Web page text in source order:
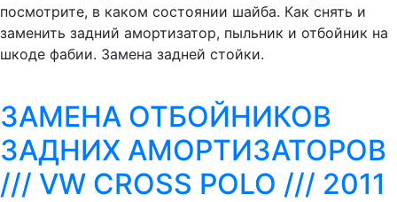
посмотрите, в каком состоянии шайба. Как снять и
заменить задний амортизатор, пыльник и отбойник на
шкоде фабии. Замена задней стойки.
ЗАМЕНА ОТБОЙНИКОВ
ЗАДНИХ АМОРТИЗАТОРОВ
/// VW CROSS POLO /// 2011